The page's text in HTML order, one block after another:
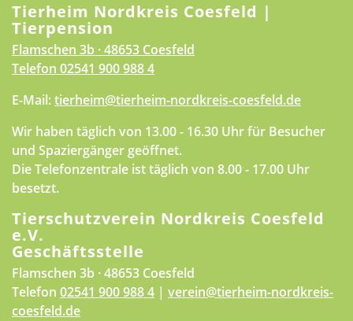
Tierheim Nordkreis Coesfeld |
Tierpension
Flamschen 3b · 48653 Coesfeld
Telefon 02541 900 988 4
E-Mail:tierheim@tierheim-nordkreis-coesfeld.de
Wir haben täglich von 13.00 - 16.30 Uhr für Besucher
und Spaziergänger geöffnet.
Die Telefonzentrale ist täglich von 8.00 - 17.00 Uhr
besetzt.
Tierschutzverein Nordkreis Coesfeld
e.V.
Geschäftsstelle
Flamschen 3b · 48653 Coesfeld
Telefon 02541 900 988 4 | verein@tierheim-nordkreis-
coesfeld.de